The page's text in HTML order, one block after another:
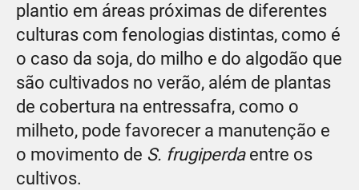
plantio em áreas próximas de diferentes
culturas com fenologias distintas, como é
o caso da soja, do milho e do algodão que
são cultivados no verão, além de plantas
de cobertura na entressafra, como o
milheto, pode favorecer a manutenção e
o movimento de S. frugiperdaentre os
cultivos.